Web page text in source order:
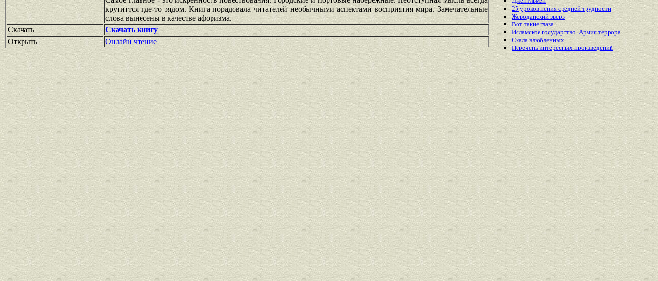
крутиттся где-то рядом. Книга порадовала читателей необычными аспектами восприятия мира. Замечательные
слова вынесены в качестве афоризма.
Скачать
Скачать книгу
Открыть
Онлайн чтение
25 уроков пения средней трудности
Жеводанский зверь
Вот такие глаза
Исламское государство. Армия террора
Скала влюбленных
Перечень интересныхпроизведений